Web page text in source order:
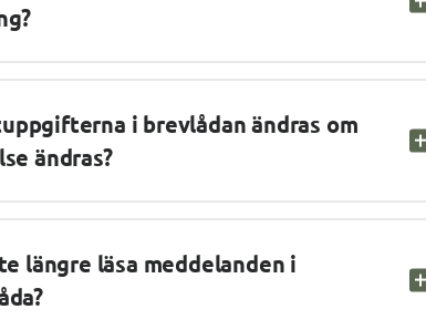
i brevlådan ändras om
ändras?
längre läsa meddelanden i